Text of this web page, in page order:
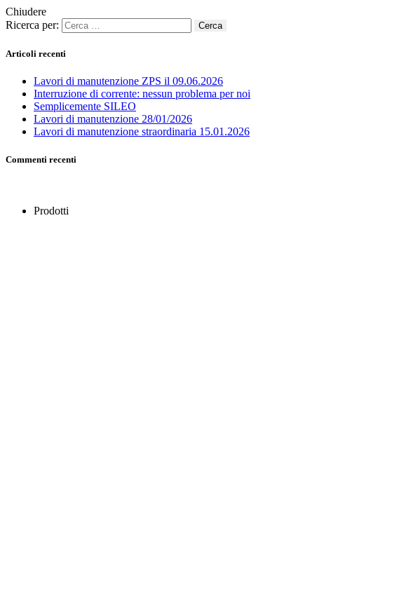
Chiudere
Ricerca per:
Articoli recenti
Lavori di manutenzione ZPS il 09.06.2026
Interruzione di corrente: nessun problema per noi
Semplicemente SILEO
Lavori di manutenzione 28/01/2026
Lavori di manutenzione straordinaria 15.01.2026
Commenti recenti
Prodotti